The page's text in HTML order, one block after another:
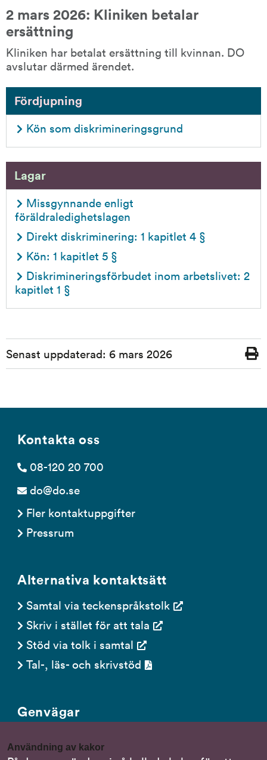
Användning av kakor
2 mars 2026: Kliniken betalar
ersättning
Kliniken har betalat ersättning till kvinnan. DO
avslutar därmed ärendet.
Fördjupning
Kön som diskrimineringsgrund
Lagar
Missgynnande enligt
föräldraledighetslagen
Direkt diskriminering: 1 kapitlet 4 §
Kön: 1 kapitlet 5 §
Diskrimineringsförbudet inom arbetslivet: 2
kapitlet 1 §
Sidinformation
Senast uppdaterad: 6 mars 2026
Skriv
ut
Kontakta oss
08-120 20 700
do@do.se
Fler kontaktuppgifter
Pressrum
Alternativa kontaktsätt
Samtal via teckenspråkstolk
Skriv i stället för att tala
Stöd via tolk i samtal
Tal-, läs- och skrivstöd
Genvägar
Nationella minoritetsspråk